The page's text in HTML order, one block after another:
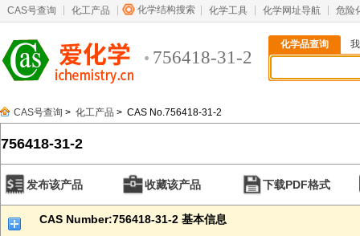
CAS号查询 化工产品 化学结构搜索 化学工具 化学网址导航 危险
756418-31-2
化学品查询
CAS号查询 > 化工产品 > CAS No.756418-31-2
756418-31-2
发布该产品 收藏该产品 下载PDF格式
CAS Number:756418-31-2 基本信息